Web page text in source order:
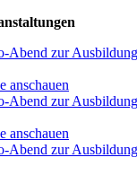
Abend zur
anschauen
Abend zur
anschauen
Abend zur